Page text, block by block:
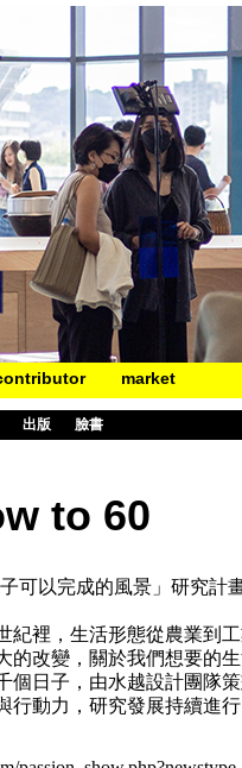
market
出版 臉書
to 60
可以完成的風景」研究計
紀裡，生活形態從農業到
的改變，關於我們想要的
個日子，由水越設計團隊
行動力，研究發展持續進